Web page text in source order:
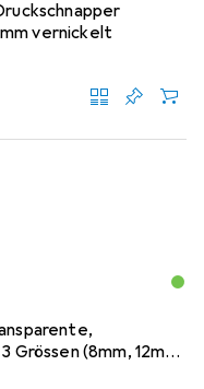
vernickelt
(8mm, 12mm,